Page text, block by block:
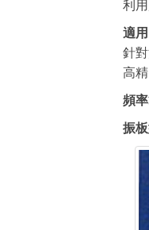
利
適
針
高
頻
振